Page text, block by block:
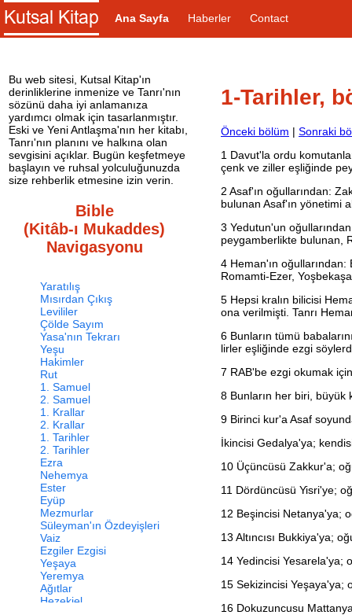
Ana Sayfa Haberler Contact
Bu web sitesi, Kutsal Kitap'ın
derinliklerine inmenize ve Tanrı'nın
sözünü daha iyi anlamanıza
yardımcı olmak için tasarlanmıştır.
Eski ve Yeni Antlaşma'nın her kitabı,
Tanrı'nın planını ve halkına olan
sevgisini açıklar. Bugün keşfetmeye
başlayın ve ruhsal yolculuğunuzda
size rehberlik etmesine izin verin.
Bible
(Kitâb-ı Mukaddes)
Navigasyonu
Yaratılış
Mısırdan Çıkış
Levililer
Çölde Sayım
Yasa'nın Tekrarı
Yeşu
Hakimler
Rut
1. Samuel
2. Samuel
1. Krallar
2. Krallar
1. Tarihler
2. Tarihler
Ezra
Nehemya
Ester
Eyüp
Mezmurlar
Süleyman'ın Özdeyişleri
Vaiz
Ezgiler Ezgisi
Yeşaya
Yeremya
Ağıtlar
Hezekiel
1-Tarihler,
Önceki bölüm | Sonraki
1 Davut'la ordu
çenk ve ziller eşliğinde
2 Asaf'ın oğullarından:
bulunan Asaf'ın yönetimi
3 Yedutun'un
peygamberlikte bulunan,
4 Heman'ın
Romamti-Ezer,
5 Hepsi kralın bilicisi
ona verilmişti. Tanrı
6 Bunların tümü
lirler eşliğinde ezgi
7 RAB'be ezgi okumak
8 Bunların her biri, büyük
9 Birinci kur'a Asaf
İkincisi Gedalya'ya;
10 Üçüncüsü Zakkur'a;
11 Dördüncüsü Yisri'ye;
12 Beşincisi Netanya'ya;
13 Altıncısı Bukkiya'ya;
14 Yedincisi Yesarela'ya;
15 Sekizincisi Yeşaya'ya;
16 Dokuzuncusu